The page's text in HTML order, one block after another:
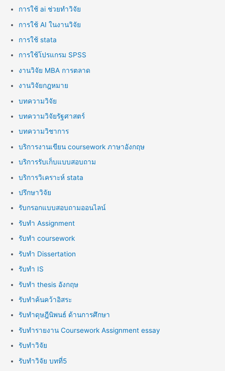
การใช้ ai ช่วยทำวิจัย
การใช้ AI ในงานวิจัย
การใช้ stata
การใช้โปรแกรม SPSS
งานวิจัย MBA การตลาด
งานวิจัยกฎหมาย
บทความวิจัย
บทความวิจัยรัฐศาสตร์
บทความวิชาการ
บริการงานเขียน coursework ภาษาอังกฤษ
บริการรับเก็บแบบสอบถาม
บริการวิเคราะห์ stata
ปรึกษาวิจัย
รับกรอกแบบสอบถามออนไลน์
รับทำ Assignment
รับทำ coursework
รับทำ Dissertation
รับทำ IS
รับทำ thesis อังกฤษ
รับทำค้นคว้าอิสระ
รับทำดุษฎีนิพนธ์ ด้านการศึกษา
รับทำรายงาน Coursework Assignment essay
รับทำวิจัย
รับทำวิจัย บทที่5